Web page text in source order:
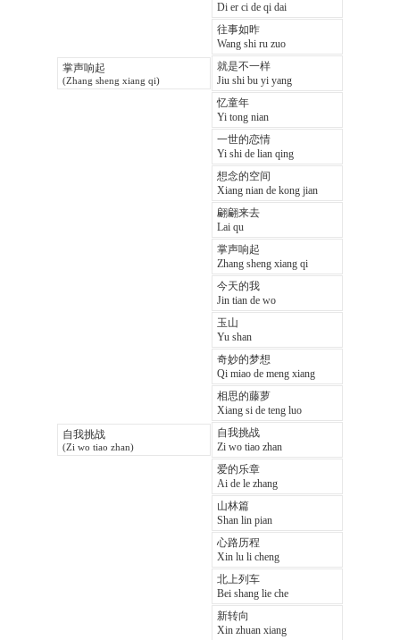
Di er ci de qi dai
往事如昨
Wang shi ru zuo
掌声响起
(Zhang sheng xiang qi)
就是不一样
Jiu shi bu yi yang
忆童年
Yi tong nian
一世的恋情
Yi shi de lian qing
想念的空间
Xiang nian de kong jian
翩翩来去
Lai qu
掌声响起
Zhang sheng xiang qi
今天的我
Jin tian de wo
玉山
Yu shan
奇妙的梦想
Qi miao de meng xiang
相思的藤萝
Xiang si de teng luo
自我挑战
(Zi wo tiao zhan)
自我挑战
Zi wo tiao zhan
爱的乐章
Ai de le zhang
山林篇
Shan lin pian
心路历程
Xin lu li cheng
北上列车
Bei shang lie che
新转向
Xin zhuan xiang